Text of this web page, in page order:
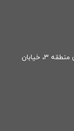
نشانی: تهران، خیابان دکتر شریعتی، جنب شهرداری منطقه ۳، خیابان